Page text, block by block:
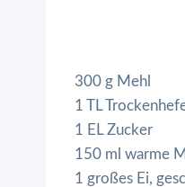
300 g Mehl
1 TL
1 EL Zucker
150 ml warme
1 großes Ei,